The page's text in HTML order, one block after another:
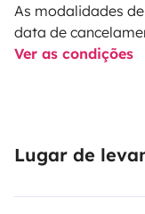
As modalidades
data de
Ver as condições
Lugar de